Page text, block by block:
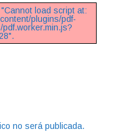
load script at:
plugins/pdf-
no será publicada.